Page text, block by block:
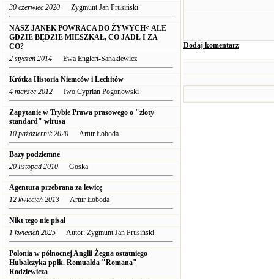
30 czerwiec 2020 Zygmunt Jan Prusiński
NASZ JANEK POWRACA DO ŻYWYCH< ALE
GDZIE BĘDZIE MIESZKAŁ, CO JADŁ I ZA
CO?
2 styczeń 2014 Ewa Englert-Sanakiewicz
Krótka Historia Niemców i Lechitów
4 marzec 2012 Iwo Cyprian Pogonowski
Zapytanie w Trybie Prawa prasowego o "złoty
standard" wirusa
10 październik 2020 Artur Łoboda
Bazy podziemne
20 listopad 2010 Goska
Agentura przebrana za lewicę
12 kwiecień 2013 Artur Łoboda
Nikt tego nie pisał
1 kwiecień 2025 Autor: Zygmunt Jan Prusiński
Polonia w północnej Anglii Żegna ostatniego
Hubalczyka ppłk. Romualda "Romana"
Rodziewicza
Dodaj komentarz